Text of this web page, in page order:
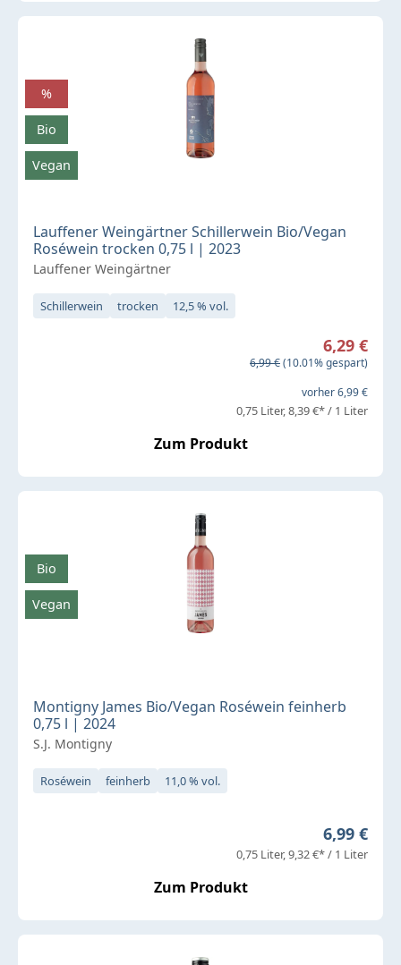
Lauffener Weingärtner Schillerwein Bio/Vegan
Roséwein trocken 0,75 l | 2023
Lauffener Weingärtner
Schillerwein trocken 12,5 % vol.
Verkaufspreis:
6,29 €
Regulärer Preis:
6,99 €(10.01% gespart)
vorher 6,99 €
0,75 Liter 8,39 €* / 1 Liter
Zum Produkt
%
Bio
Vegan
Montigny James Bio/Vegan Roséwein feinherb
0,75 l | 2024
S.J. Montigny
Roséwein feinherb 11,0 % vol.
Regulärer
6,99 €
0,75 Liter 9,32 €* / 1 Liter
Zum Produkt
Bio
Vegan